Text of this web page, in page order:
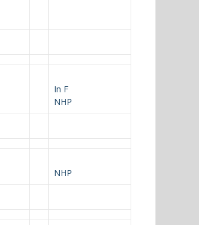
In F
NHP
NHP